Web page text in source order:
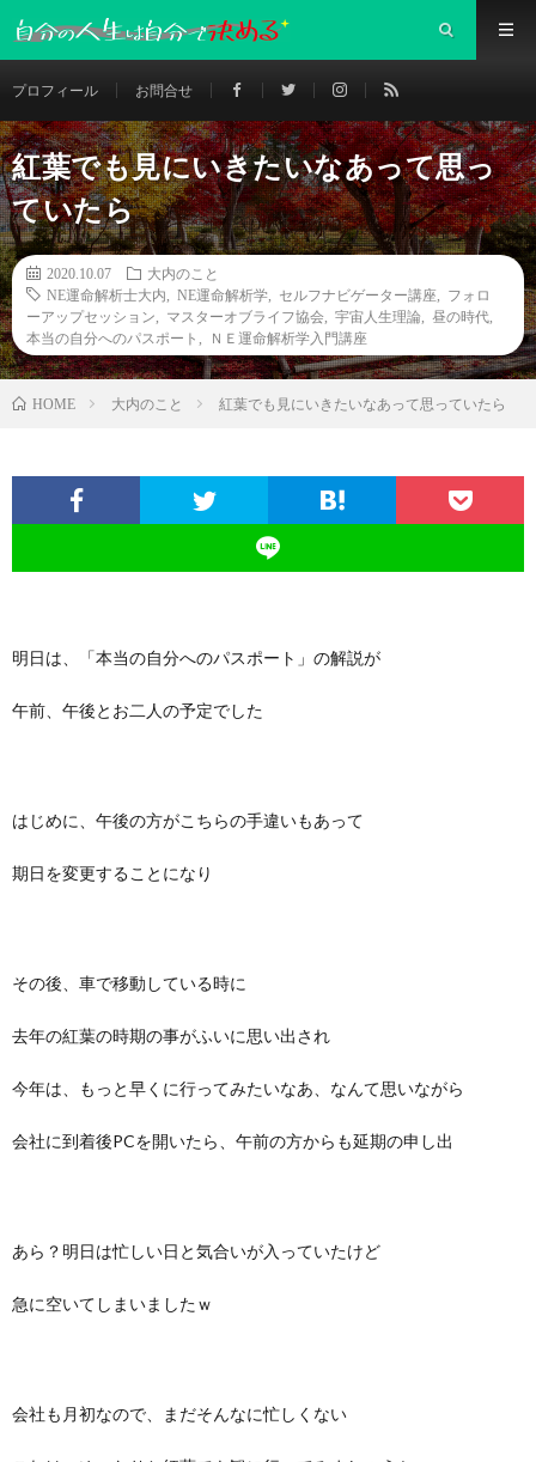
プロフィール お問合せ
紅葉でも見にいきたいなあって思っ
ていたら
2020.10.07
大内のこと
NE運命解析士大内
NE運命解析学 セルフナビゲーター講座
フォロ
ーアップセッション
マスターオブライフ協会 宇宙人生理論 昼の時代
本当の自分へのパスポート
ＮＥ運命解析学入門講座
HOME 大内のこと 紅葉でも見にいきたいなあって思っていたら
明日は、「本当の自分へのパスポート」の解説が
午前、午後とお二人の予定でした
はじめに、午後の方がこちらの手違いもあって
期日を変更することになり
その後、車で移動している時に
去年の紅葉の時期の事がふいに思い出され
今年は、もっと早くに行ってみたいなあ、なんて思いながら
会社に到着後PCを開いたら、午前の方からも延期の申し出
あら？明日は忙しい日と気合いが入っていたけど
急に空いてしまいましたｗ
会社も月初なので、まだそんなに忙しくない